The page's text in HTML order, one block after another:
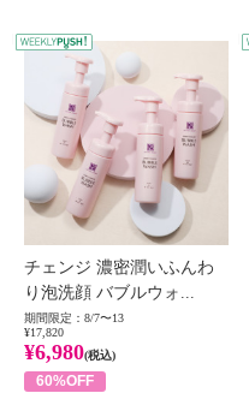
チェンジ 濃密潤いふんわ
り泡洗顔 バブルウォ...
期間限定：8/7〜13
¥17,820
¥6,980(税込)
60%OFF